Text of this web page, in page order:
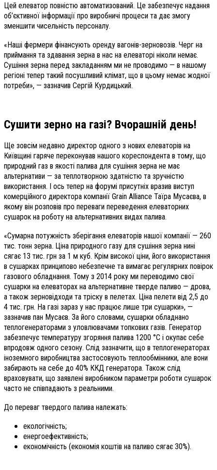
Цей елеватор повністю автоматизований. Це забезпечує надання
об’єктивної інформації про виробничі процеси та дає змогу
зменшити чисельність персоналу.
«Наші фермери фінансують оренду вагонів-зерновозів. Черг на
приймання та здавання зерна в нас на елеваторі ніколи немає.
Сушіння зерна перед закладанням ми не проводимо — в нашому
регіоні тепер такий посушливий клімат, що в цьому немає жодної
потреби», — зазначив Сергій Курдицький.
Сушити зерно на газі? Вчорашній день!
Ще зовсім недавно директор одного з нових елеваторів на
Київщині гаряче переконував нашого кореспондента в тому, що
природний газ в якості палива для сушіння зерна не має
альтернативи — за теплотворною здатністю та зручністю
використання. І ось тепер на форумі присутніх вразив виступ
комерційного директора компанії Grain Alliance Таїра Мусаєва, в
якому він розповів про переваги переведення елеваторних
сушарок на роботу на альтернативних видах палива.
«Сумарна потужність зберігання елеваторів нашої компанії — 260
тис. тонн зерна. Ціна природного газу для сушіння зерна нині
сягає 13 тис. грн за 1 м куб. Крім високої ціни, його використання
в сушарках принципово небезпечне та вимагає регулярних повірок
газового обладнання. Тому з 2014 року ми переводимо свої
сушарки на елеваторах на альтернативне тверде паливо — дрова,
а також зерновідходи та тріску в пелетах. Ціна пелети від 2,5 до
4 тис. грн. На газі зараз у нас працює лише три сушарки», —
зазначив пан Мусаєв. За його словами, сушарки обладнано
теплогенераторами з уловлювачами топкових газів. Генератор
забезпечує температуру згоряння палива 1200 °C і окупає себе
впродовж одного сезону. Слід зазначити, що в теплогенераторах
іноземного виробництва застосовують теплообмінники, але вони
забирають на себе до 40% ККД генератора. Також слід
враховувати, що заявлені виробником параметри роботи сушарок
часто не співпадають з реальними.
До переваг твердого палива належать:
екологічність;
енергоефективність;
економічність (економія коштів на паливо сягає 30%).